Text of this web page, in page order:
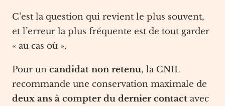
C’est la question qui revient le plus souvent,
et l’erreur la plus fréquente est de tout garder
« au cas où ».
Pour un candidat non retenu, la CNIL
recommande une conservation maximale de
deux ans à compter du dernier contact avec